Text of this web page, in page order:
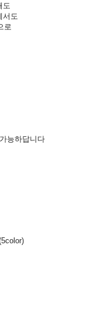
도
서도
로
능하답니다